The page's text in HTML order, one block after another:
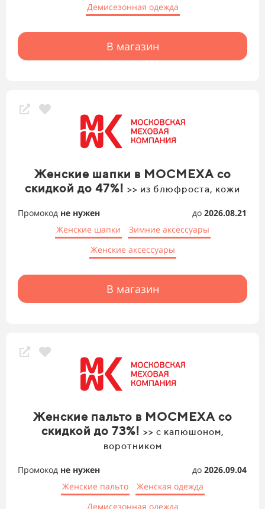
Демисезонная одежда
В магазин
Женские шапки в МОСМЕХА со
скидкой до 47%! >> из блюфроста, кожи
Промокод не нужен до 2026.08.21
Женские шапки
Зимние аксессуары
Женские аксессуары
В магазин
Женские пальто в МОСМЕХА со
скидкой до 73%! >> с капюшоном,
воротником
Промокод не нужен до 2026.09.04
Женские пальто
Женская одежда
Демисезонная одежда